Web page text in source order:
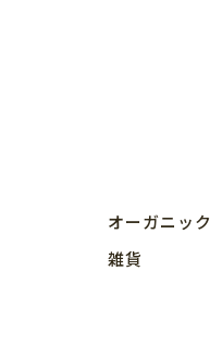
オーガニック
雑貨